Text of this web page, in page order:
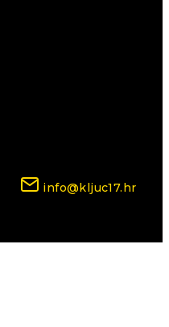
info@kljuc17.hr